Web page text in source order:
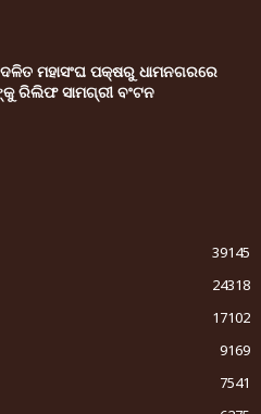
ମହାସଂଘ ପକ୍ଷରୁ ଧାମନଗରରେ
ରିଲିଫ ସାମଗ୍ରୀ ବଂଟନ
39145
24318
17102
9169
7541